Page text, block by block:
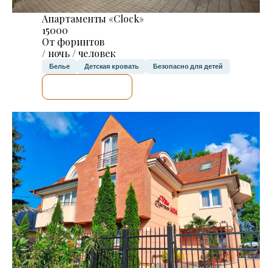
Апартаменты «Clock»
15000
От форинтов
/ ночь / человек
Белье Детская кровать Безопасно для детей